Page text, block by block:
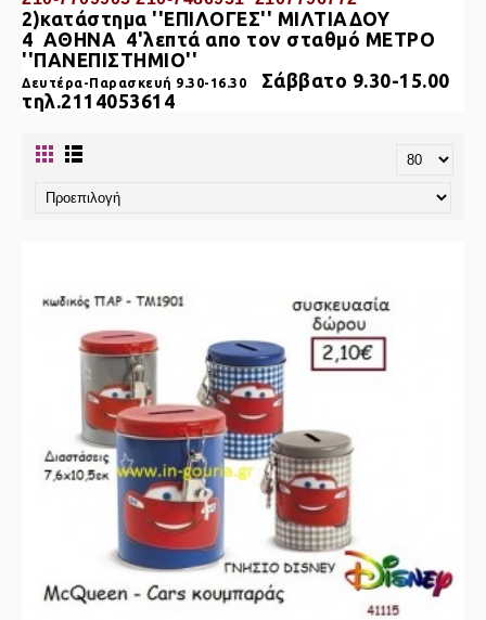
2)κατάστημα ''ΕΠΙΛΟΓΕΣ'' ΜΙΛΤΙΑΔΟΥ
4 ΑΘΗΝΑ 4'λεπτά απο τον σταθμό ΜΕΤΡΟ
''ΠΑΝΕΠΙΣΤΗΜΙΟ''
Δευτέρα-Παρασκευή 9.30-16.30
Σάββατο 9.30-15.00
τηλ.2114053614